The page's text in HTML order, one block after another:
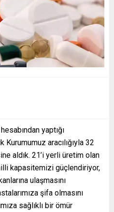
yaptığı
Kurumumuz aracılığıyla 32
aldık. 21’i yerli üretim olan
kapasitemizi güçlendiriyor,
ulaşmasını
şifa olmasını
sağlıklı bir ömür